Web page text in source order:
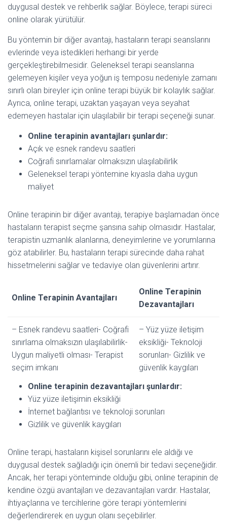
duygusal destek ve rehberlik sağlar. Böylece, terapi süreci
online olarak yürütülür.
Bu yöntemin bir diğer avantajı, hastaların terapi seanslarını
evlerinde veya istedikleri herhangi bir yerde
gerçekleştirebilmesidir. Geleneksel terapi seanslarına
gelemeyen kişiler veya yoğun iş temposu nedeniyle zamanı
sınırlı olan bireyler için online terapi büyük bir kolaylık sağlar.
Ayrıca, online terapi, uzaktan yaşayan veya seyahat
edemeyen hastalar için ulaşılabilir bir terapi seçeneği sunar.
Online terapinin avantajları şunlardır:
Açık ve esnek randevu saatleri
Coğrafi sınırlamalar olmaksızın ulaşılabilirlik
Geleneksel terapi yöntemine kıyasla daha uygun
maliyet
Online terapinin bir diğer avantajı, terapiye başlamadan önce
hastaların terapist seçme şansına sahip olmasıdır. Hastalar,
terapistin uzmanlık alanlarına, deneyimlerine ve yorumlarına
göz atabilirler. Bu, hastaların terapi sürecinde daha rahat
hissetmelerini sağlar ve tedaviye olan güvenlerini artırır.
Online Terapinin Avantajları
Online Terapinin
Dezavantajları
– Esnek randevu saatleri- Coğrafi
sınırlama olmaksızın ulaşılabilirlik-
Uygun maliyetli olması- Terapist
seçim imkanı
– Yüz yüze iletişim
eksikliği- Teknoloji
sorunları- Gizlilik ve
güvenlik kaygıları
Online terapinin dezavantajları şunlardır:
Yüz yüze iletişimin eksikliği
İnternet bağlantısı ve teknoloji sorunları
Gizlilik ve güvenlik kaygıları
Online terapi, hastaların kişisel sorunlarını ele aldığı ve
duygusal destek sağladığı için önemli bir tedavi seçeneğidir.
Ancak, her terapi yönteminde olduğu gibi, online terapinin de
kendine özgü avantajları ve dezavantajları vardır. Hastalar,
ihtiyaçlarına ve tercihlerine göre terapi yöntemlerini
değerlendirerek en uygun olanı seçebilirler.